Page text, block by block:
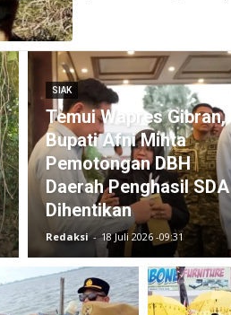
SIAK
Temui Wapres Gibran,
Bupati Afni Minta
Pemotongan DBH
Daerah Penghasil SDA
Dihentikan
Redaksi - 18 Juli 2026 -09:31